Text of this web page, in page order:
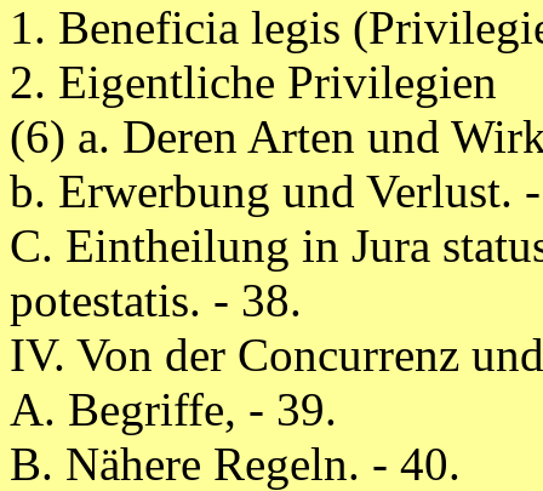
1. Beneficia legis
2. Eigentliche Privilegien
(6) a. Deren Arten und
b. Erwerbung und Verlust.
C. Eintheilung in Jura
potestatis. - 38.
IV. Von der Concurrenz
A. Begriffe, - 39.
B. Nähere Regeln. - 40.